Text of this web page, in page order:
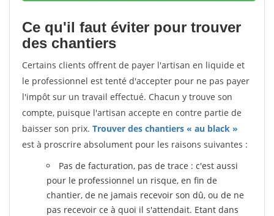
Ce qu'il faut éviter pour trouver
des chantiers
Certains clients offrent de payer l'artisan en liquide et
le professionnel est tenté d'accepter pour ne pas payer
l'impôt sur un travail effectué. Chacun y trouve son
compte, puisque l'artisan accepte en contre partie de
baisser son prix. Trouver des chantiers « au black »
est à proscrire absolument pour les raisons suivantes :
Pas de facturation, pas de trace : c'est aussi
pour le professionnel un risque, en fin de
chantier, de ne jamais recevoir son dû, ou de ne
pas recevoir ce à quoi il s'attendait. Etant dans